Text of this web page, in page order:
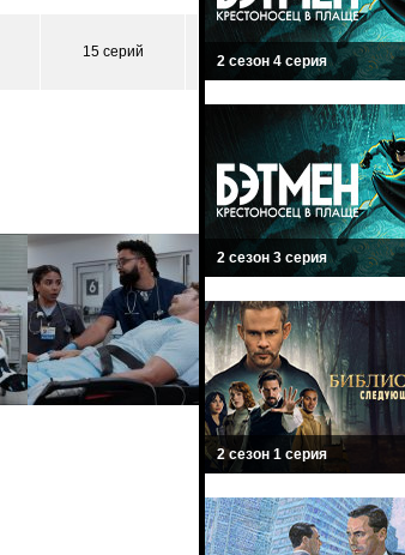
15 серий
2 сезон 4 серия
2 сезон 3 серия
2 сезон 1 серия